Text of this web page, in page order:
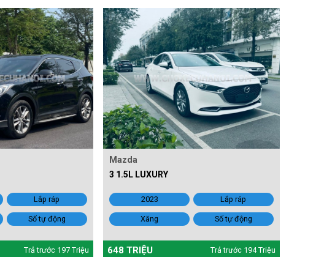
Lắp ráp
Số tự động
Trả trước 197 Triệu
Mazda
3 1.5L LUXURY
2023 Lắp ráp
Xăng Số tự động
648 TRIỆU Trả trước 194 Triệu